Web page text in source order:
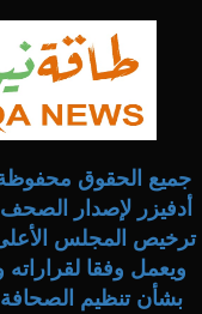
جميع الحقوق
أدفيزر لإصدار
بشأن تنظيم الصحافة